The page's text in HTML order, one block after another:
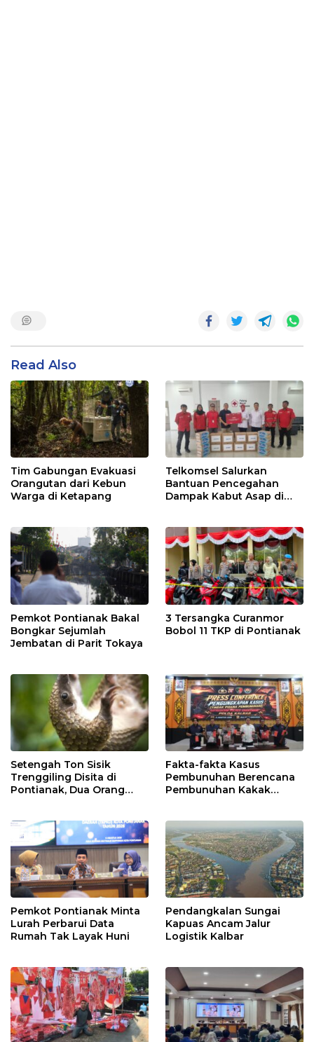
Read Also
Tim Gabungan Evakuasi
Orangutan dari Kebun
Warga di Ketapang
Telkomsel Salurkan
Bantuan Pencegahan
Dampak Kabut Asap di
Pemkot Pontianak Bakal
Bongkar Sejumlah
Jembatan di Parit Tokaya
3 Tersangka Curanmor
Bobol 11 TKP di Pontianak
Setengah Ton Sisik
Trenggiling Disita di
Pontianak, Dua Orang
Fakta-fakta Kasus
Pembunuhan Berencana
Pembunuhan Kakak
Pemkot Pontianak Minta
Lurah Perbarui Data
Rumah Tak Layak Huni
Pendangkalan Sungai
Kapuas Ancam Jalur
Logistik Kalbar